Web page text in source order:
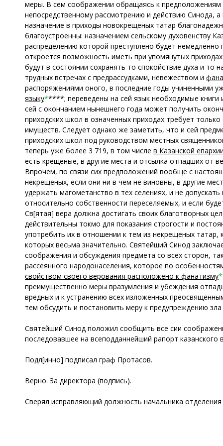
меры. В сем соображении обращаясь к предположениям
непосредственному рассмотрению и действию Синода,
назначение в приходы новокрещеных татар
благоустроенны: назначением сельскому духовенству
распределению которой преступлено будет
откроется возможность иметь при упомянутых
будут в состоянии сохранять то спокойствие духа и
трудных встречах с предрассудками, невежеством и
распоряжениями оного, в последние годы учиненными
языку*****; переведены на сей язык необходимые книги
сей с окончанием нынешнего года может получить
приходских школ в означенных приходах требует
имуществ. Следует однако же заметить, что и сей
приходских школ под руководством местных
теперь уже более 3 719, в том числе в Казанской
есть крещеные, в другие места и отсылка отпадших от
Впрочем, по связи сих предположений вообще с
некрещеных, если они ни в чем не виновны, в другие
удержать магометанство в тех селениях, и не
относительно собственности переселяемых, и если
Св[ятая] вера должна достигать своих благотворных
действительны токмо для показания строгости и
употребить их в отношении к тем из некрещеных
которых весьма значительно. Святейший Синод
соображения и обсуждения предмета со всех сторон,
рассеянного народонаселения, которое по
свойством своего верования расположено к фанатизму*
преимущественно меры вразумления и убеждения
вредных и к устранению всех изложенных
тем обсудить и постановить меру к предупреждению
Святейший Синод положил сообщить все сии
последовавшее на всеподданнейший рапорт
Подл[инно] подписал граф Протасов.
Верно. За директора (подпись).
Сверял исправляющий должность начальника отделения